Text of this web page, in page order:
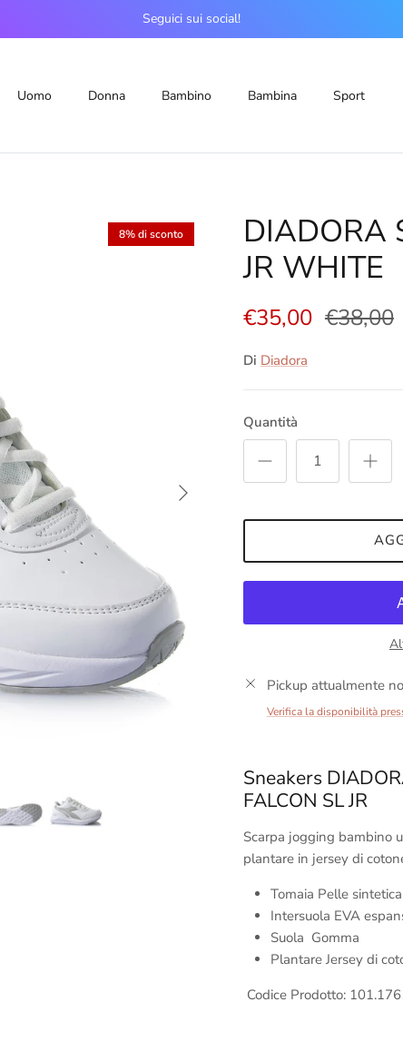
Seguici sui social!
Uomo Donna Bambino Bambina Sport
Avanti
8% di sconto
DIADORA
JR WHITE
€35,00 €38,00
Di Diadora
Quantità
Pickup attualmente
Verifica la disponibilità
Sneakers
FALCON SL JR
Scarpa jogging bambino
plantare in jersey di
Tomaia Pelle
Intersuola EVA
Suola Gomma
Plantare Jersey di
Codice Prodotto: